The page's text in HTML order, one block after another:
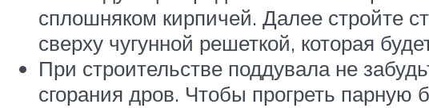
сплошняком кирпичей. Далее стройте
сверху чугунной решеткой, которая
При строительстве поддувала не
сгорания дров. Чтобы прогреть парную